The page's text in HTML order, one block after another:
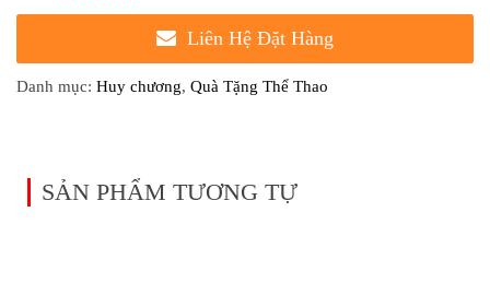
Liên Hệ Đặt Hàng
Danh mục: Huy chương, Quà Tặng Thể Thao
SẢN PHẨM TƯƠNG TỰ